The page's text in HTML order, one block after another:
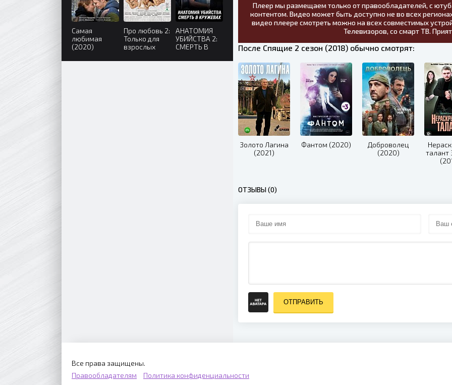
Плеер мы размещаем только от правообладателей, с
контентом. Видео может быть доступно не во всех
видео плеере смотреть можно на всех совместимых
Телевизоров, со смарт ТВ.
После Спящие 2 сезон (2018) обычно смотрят:
Золото Лагина
(2021)
Фантом (2020)
Доброволец
(2020)
талант
ОТЗЫВЫ (0)
ОТПРАВИТЬ
Самая
любимая
(2020)
Про любовь 2:
Только для
взрослых
АНАТОМИЯ
УБИЙСТВА 2:
СМЕРТЬ В
(2019)
Все права защищены.
Правообладателям
Политика конфиденциальности